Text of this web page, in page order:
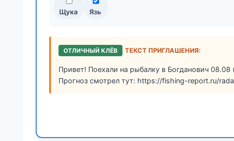
Щука Язь
ОТЛИЧНЫЙ КЛЁВ ТЕКСТ ПРИГЛАШЕНИЯ:
Привет! Поехали на рыбалку в Богданович
Прогноз смотрел тут: https://fishing-report.ru/